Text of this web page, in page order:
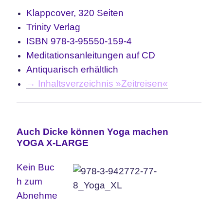
Klappcover, 320 Seiten
Trinity Verlag
ISBN 978-3-95550-159-4
Meditationsanleitungen auf CD
Antiquarisch erhältlich
→ Inhaltsverzeichnis »Zeitreisen«
Auch Dicke können Yoga machen
YOGA X-LARGE
Kein Buc
h zum
Abnehme